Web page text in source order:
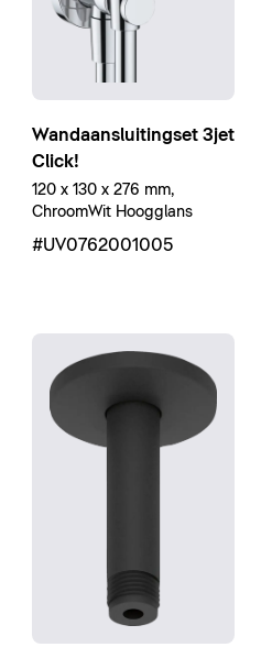
Wandaansluitingset 3jet
Click!
120 x 130 x 276 mm,
ChroomWit Hoogglans
#UV0762001005